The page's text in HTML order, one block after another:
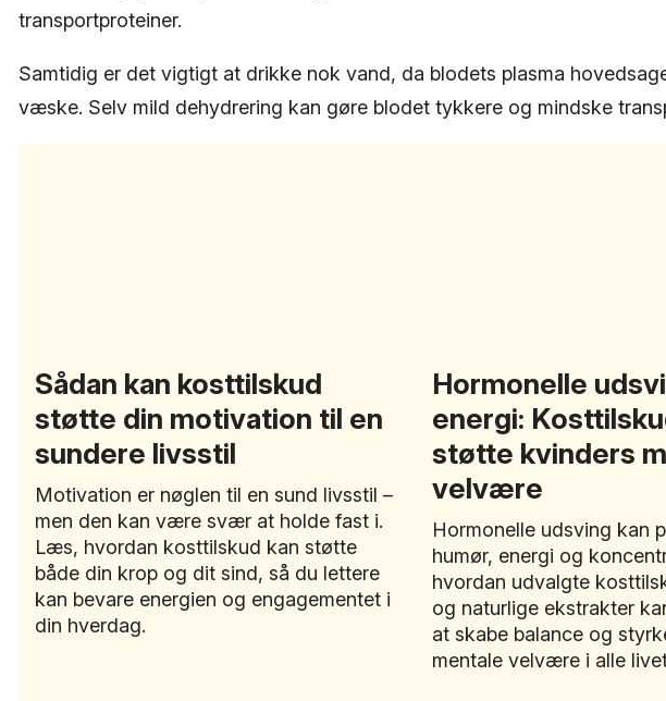
transportproteiner.
Samtidig er det vigtigt at drikke nok vand, da blodets plasma
væske. Selv mild dehydrering kan gøre blodet tykkere og mindske
Sådan kan kosttilskud
støtte din motivation til en
sundere livsstil
Motivation er nøglen til en sund livsstil –
men den kan være svær at holde fast i.
Læs, hvordan kosttilskud kan støtte
både din krop og dit sind, så du lettere
kan bevare energien og engagementet i
din hverdag.
Hormonelle
energi:
støtte kvinders
velvære
Hormonelle udsving kan
humør, energi og
hvordan udvalgte
og naturlige ekstrakter
at skabe balance og
mentale velvære i alle